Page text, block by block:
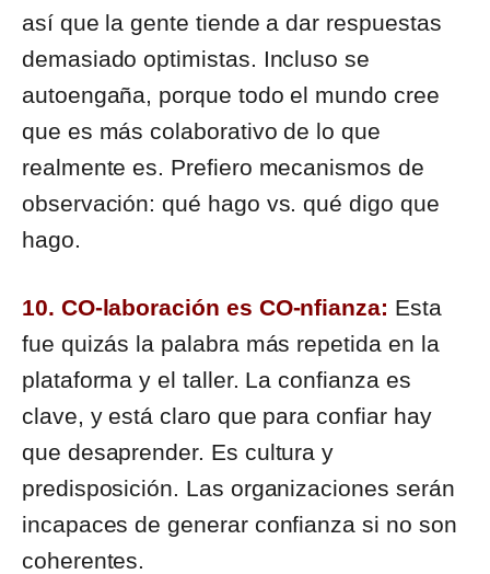
así que la gente tiende a dar respuestas
demasiado optimistas. Incluso se
autoengaña, porque todo el mundo cree
que es más colaborativo de lo que
realmente es. Prefiero mecanismos de
observación: qué hago vs. qué digo que
hago.
10. CO-laboración es CO-nfianza: Esta
fue quizás la palabra más repetida en la
plataforma y el taller. La confianza es
clave, y está claro que para confiar hay
que desaprender. Es cultura y
predisposición. Las organizaciones serán
incapaces de generar confianza si no son
coherentes.